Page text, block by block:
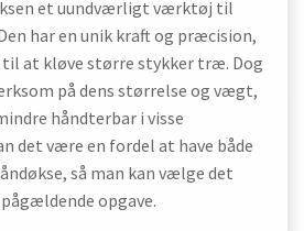
et uundværligt værktøj til
har en unik kraft og præcision,
til at kløve større stykker træ. Dog
på dens størrelse og vægt,
håndterbar i visse
det være en fordel at have både
så man kan vælge det
opgave.